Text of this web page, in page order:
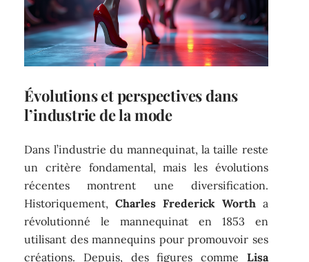
Évolutions et perspectives dans
l’industrie de la mode
Dans l’industrie du mannequinat, la taille reste
un critère fondamental, mais les évolutions
récentes montrent une diversification.
Historiquement,Charles Frederick Wortha
révolutionné le mannequinat en 1853 en
utilisant des mannequins pour promouvoir ses
créations. Depuis, des figures comme Lisa